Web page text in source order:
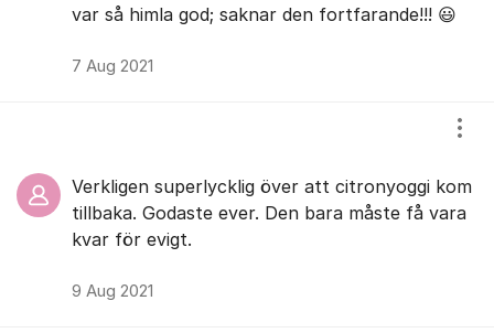
var så himla god; saknar den fortfarande!!! 😃
7 Aug 2021
Verkligen superlycklig över att citronyoggi kom
tillbaka. Godaste ever. Den bara måste få vara
kvar för evigt.
9 Aug 2021